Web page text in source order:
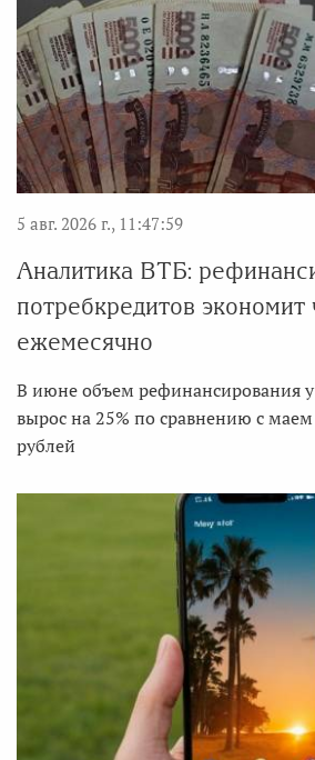
5 авг. 2026 г., 11:47:59
Аналитика ВТБ:
потребкредитов экономит
ежемесячно
В июне объем рефинансирования
вырос на 25% по сравнению с
рублей